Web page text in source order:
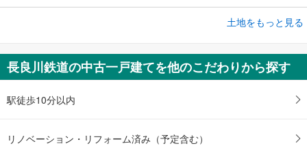
938万円
未定
土地をもっと見る
長良川鉄道の中古一戸建てを他のこだわりから探す
駅徒歩10分以内
リノベーション・リフォーム済み（予定含む）